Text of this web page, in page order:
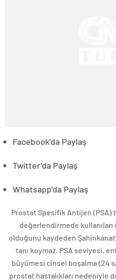
Facebook’da Paylaş
Twitter’da Paylaş
Whatsapp’da Paylaş
Prostat Spesifik Antijen
değerlendirmede kullanılan
olduğunu kaydeden
tanı koymaz. PSA seviyesi,
büyümesi cinsel boşalma (24
prostat hastalıkları nedeniyle